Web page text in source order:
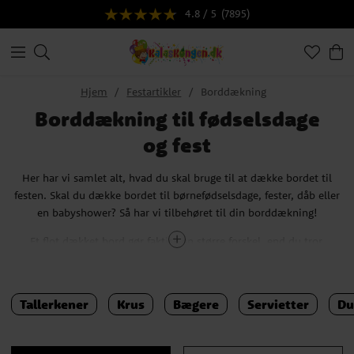
4.8 / 5 (7895)
Hjem Festartikler Borddækning
Borddækning til fødselsdage
og fest
Her har vi samlet alt, hvad du skal bruge til at dække bordet til
festen. Skal du dække bordet til børnefødselsdage, fester, dåb eller
en babyshower? Så har vi tilbehøret til din borddækning!
Et flot dækket bord gør faktisk en større forskel, end du tror.
alle været til en fødselsdag eller en fest, hvor der blev serveret mad
og drikke på helt hvide paptallerkner, krus og servietter? Ikke den
Tallerkener Krus Bægere Servietter